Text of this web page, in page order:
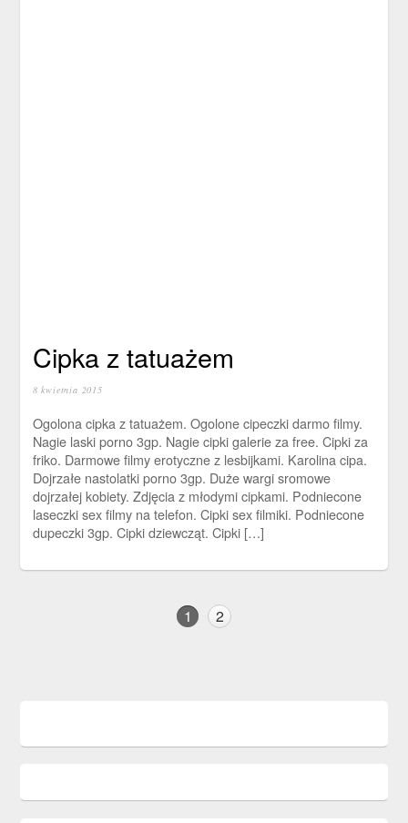
Cipka z tatuażem
8 kwietnia 2015
Ogolona cipka z tatuażem. Ogolone cipeczki darmo filmy.
Nagie laski porno 3gp. Nagie cipki galerie za free. Cipki za
friko. Darmowe filmy erotyczne z lesbijkami. Karolina cipa.
Dojrzałe nastolatki porno 3gp. Duże wargi sromowe
dojrzałej kobiety. Zdjęcia z młodymi cipkami. Podniecone
laseczki sex filmy na telefon. Cipki sex filmiki. Podniecone
dupeczki 3gp. Cipki dziewcząt. Cipki […]
1 2